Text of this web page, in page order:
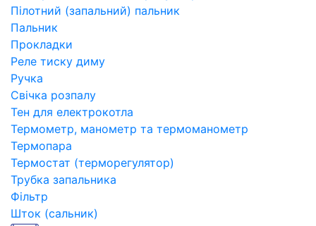
Пілотний (запальний) пальник
Пальник
Прокладки
Реле тиску диму
Ручка
Свічка розпалу
Тен для електрокотла
Термометр, манометр та термоманометр
Термопара
Термостат (терморегулятор)
Трубка запальника
Фільтр
Шток (сальник)